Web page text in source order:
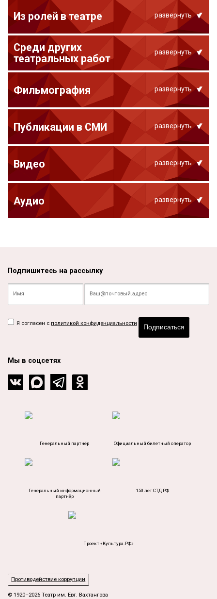
Из ролей в театре развернуть
Среди других
театральных работ
развернуть
Фильмография развернуть
Публикации в СМИ развернуть
Видео развернуть
Аудио развернуть
Подпишитесь на рассылку
Я согласен с политикой конфиденциальности
Подписаться
Мы в соцсетях
Генеральный партнёр Официальный билетный оператор
Генеральный информационный
партнёр
150 лет СТД РФ
Проект «Культура.РФ»
Противодействие коррупции
© 1920–2026 Театр им. Евг. Вахтангова